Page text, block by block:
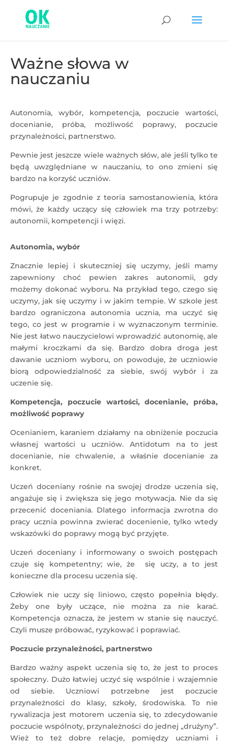
Ważne słowa w
nauczaniu
Autonomia, wybór, kompetencja, poczucie wartości,
docenianie, próba, możliwość poprawy, poczucie
przynależności, partnerstwo.
Pewnie jest jeszcze wiele ważnych słów, ale jeśli tylko te
będą uwzględniane w nauczaniu, to ono zmieni się
bardzo na korzyść uczniów.
Pogrupuje je zgodnie z teoria samostanowienia, która
mówi, że każdy uczący się człowiek ma trzy potrzeby:
autonomii, kompetencji i więzi.
Autonomia, wybór
Znacznie lepiej i skuteczniej się uczymy, jeśli mamy
zapewniony choć pewien zakres autonomii, gdy
możemy dokonać wyboru. Na przykład tego, czego się
uczymy, jak się uczymy i w jakim tempie. W szkole jest
bardzo ograniczona autonomia ucznia, ma uczyć się
tego, co jest w programie i w wyznaczonym terminie.
Nie jest łatwo nauczycielowi wprowadzić autonomię, ale
małymi kroczkami da się. Bardzo dobra droga jest
dawanie uczniom wyboru, on powoduje, że uczniowie
biorą odpowiedzialność za siebie, swój wybór i za
uczenie się.
Kompetencja, poczucie wartości, docenianie, próba,
możliwość poprawy
Ocenianiem, karaniem działamy na obniżenie poczucia
własnej wartości u uczniów. Antidotum na to jest
docenianie, nie chwalenie, a właśnie docenianie za
konkret.
Uczeń doceniany rośnie na swojej drodze uczenia się,
angażuje się i zwiększa się jego motywacja. Nie da się
przecenić doceniania. Dlatego informacja zwrotna do
pracy ucznia powinna zwierać docenienie, tylko wtedy
wskazówki do poprawy mogą być przyjęte.
Uczeń doceniany i informowany o swoich postępach
czuje się kompetentny; wie, że się uczy, a to jest
konieczne dla procesu uczenia się.
Człowiek nie uczy się liniowo, często popełnia błędy.
Żeby one były uczące, nie można za nie karać.
Kompetencja oznacza, że jestem w stanie się nauczyć.
Czyli musze próbować, ryzykować i poprawiać.
Poczucie przynależności, partnerstwo
Bardzo ważny aspekt uczenia się to, że jest to proces
społeczny. Dużo łatwiej uczyć się wspólnie i wzajemnie
od siebie. Uczniowi potrzebne jest poczucie
przynależności do klasy, szkoły, środowiska. To nie
rywalizacja jest motorem uczenia się, to zdecydowanie
poczucie wspólnoty, przynależności do jednej „drużyny”.
Wież to też dobre relacje, pomiędzy uczniami i